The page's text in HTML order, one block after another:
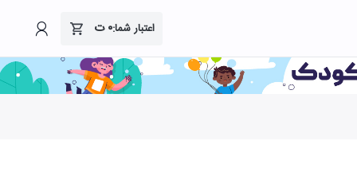
اعتبار شما:۰ت